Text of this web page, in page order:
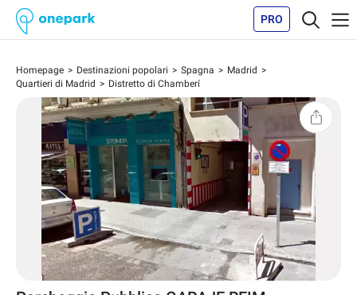
PRO
Homepage Destinazioni popolari Spagna
Madrid
Quartieri di Madrid
Distretto di Chamberí